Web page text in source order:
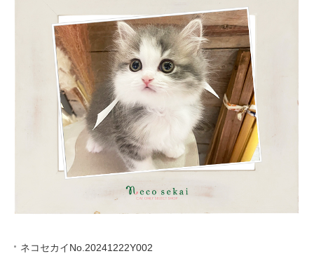
ネコセカイNo.20241222Y002